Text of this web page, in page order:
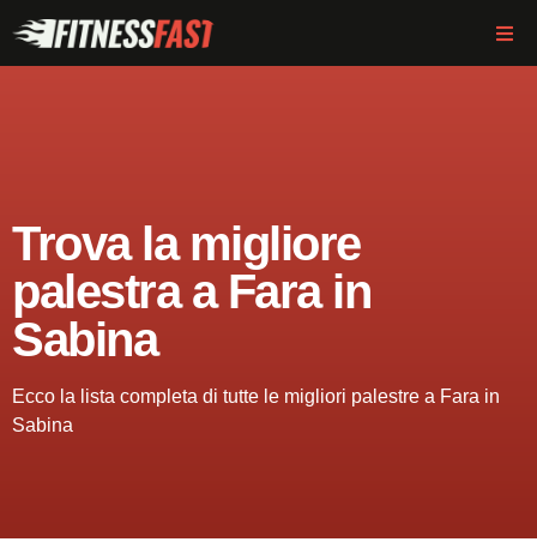
Trova la migliore
palestra a Fara in
Sabina
Ecco la lista completa di tutte le migliori palestre a Fara in
Sabina